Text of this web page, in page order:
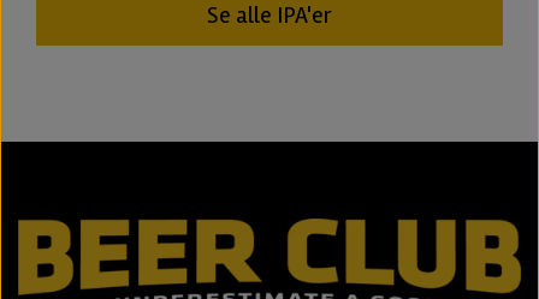
Se alle IPA'er